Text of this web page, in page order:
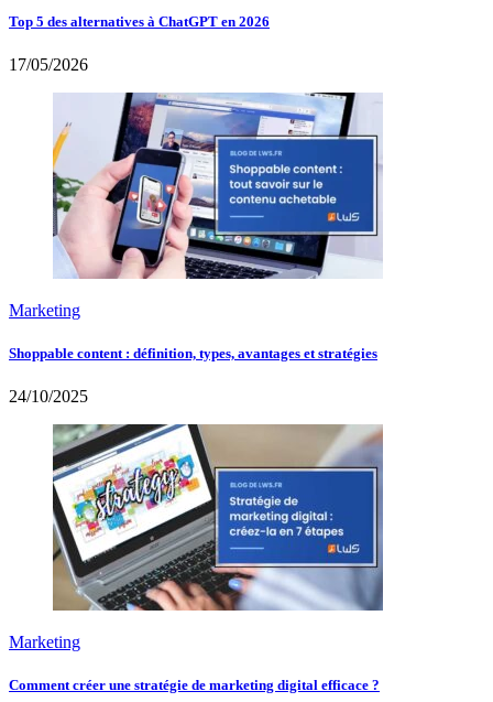
Top 5 des alternatives à ChatGPT en 2026
17/05/2026
Marketing
Shoppable content : définition, types, avantages et stratégies
24/10/2025
Marketing
Comment créer une stratégie de marketing digital efficace ?